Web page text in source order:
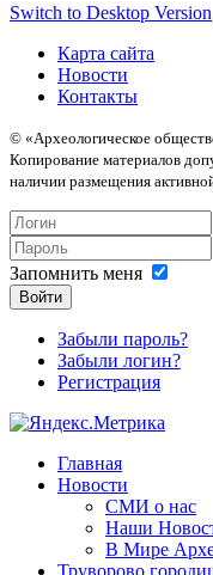
Switch to Desktop Version
Карта сайта
Новости
Контакты
© «Археологическое
Копирование материалов
наличии размещения
Запомнить меня
Войти
Забыли пароль?
Забыли логин?
Регистрация
Главная
Новости
СМИ о нас
Наши
В Мире
Труворово